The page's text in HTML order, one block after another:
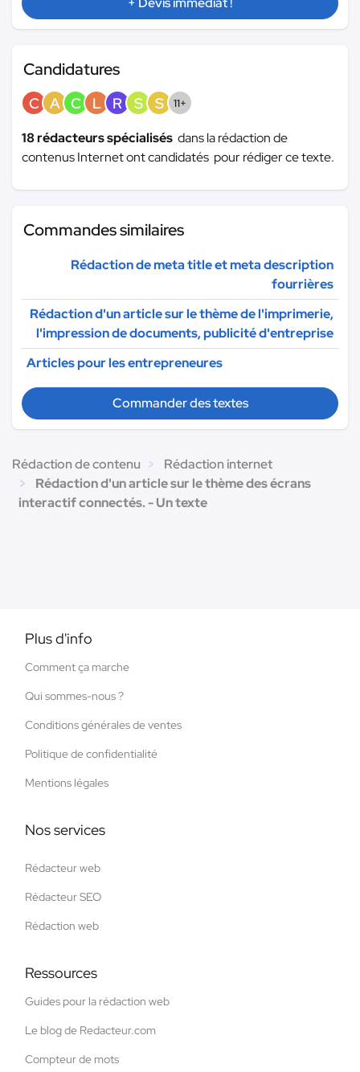
Candidatures
C A C L R S S 11+
18 rédacteurs spécialisés dans la rédaction de
contenus Internet ont candidatés pour rédiger ce texte.
Commandes similaires
Rédaction de meta title et meta description
fourrières
Rédaction d'un article sur le thème de l'imprimerie,
l'impression de documents, publicité d'entreprise
Articles pour les entrepreneures
Commander des textes
Rédaction de contenu
Rédaction internet
Rédaction d'un article sur le thème des écrans
interactif connectés. - Un texte
Plus d'info
Comment ça marche
Qui sommes-nous ?
Conditions générales de ventes
Politique de confidentialité
Mentions légales
Nos services
Rédacteur web
Rédacteur SEO
Rédaction web
Ressources
Guides pour la rédaction web
Le blog de Redacteur.com
Compteur de mots